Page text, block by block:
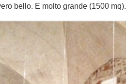
bello. E molto grande (1500 mq).